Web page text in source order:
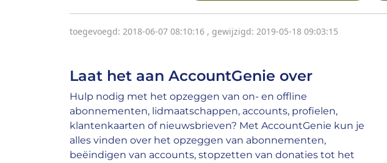
toegevoegd: 2018-06-07 08:10:16 , gewijzigd: 2019-05-18 09:03:15
Laat het aan AccountGenie over
Hulp nodig met het opzeggen van on- en offline
abonnementen, lidmaatschappen, accounts, profielen,
klantenkaarten of nieuwsbrieven? Met AccountGenie kun je
alles vinden over het opzeggen van abonnementen,
beëindigen van accounts, stopzetten van donaties tot het